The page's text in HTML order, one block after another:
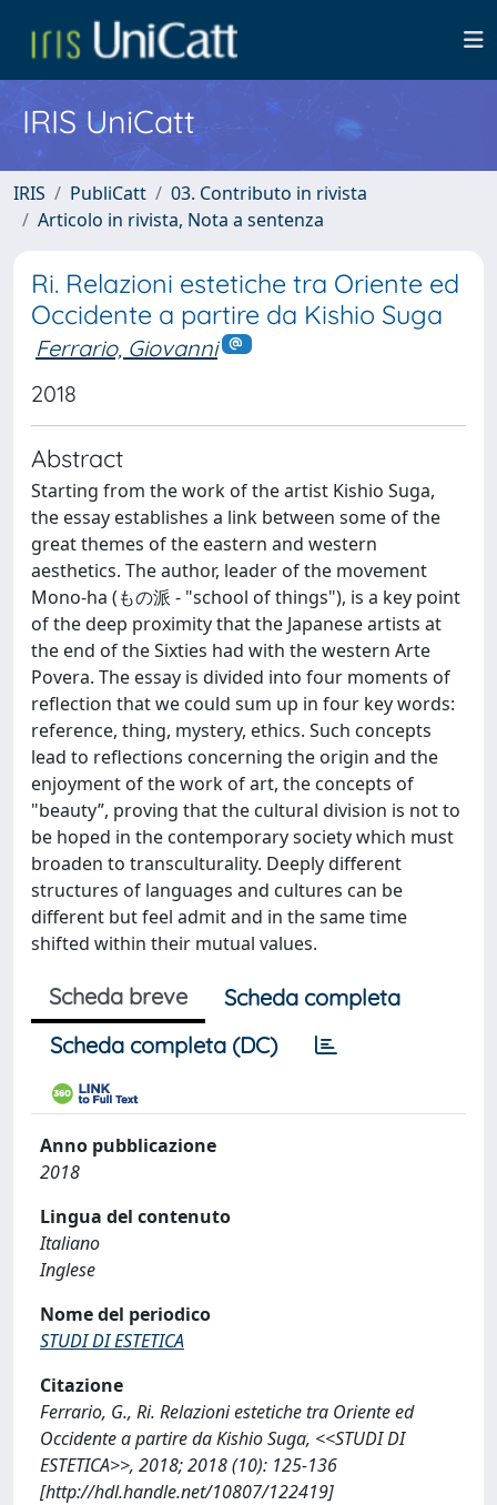
IRIS UniCatt
IRIS PubliCatt
03. Contributo in rivista
Articolo in rivista, Nota a sentenza
Ri. Relazioni estetiche tra Oriente ed
Occidente a partire da Kishio Suga
Ferrario, Giovanni
2018
Abstract
Starting from the work of the artist Kishio Suga,
the essay establishes a link between some of the
great themes of the eastern and western
aesthetics. The author, leader of the movement
Mono-ha (もの派 - "school of things"), is a key point
of the deep proximity that the Japanese artists at
the end of the Sixties had with the western Arte
Povera. The essay is divided into four moments of
reflection that we could sum up in four key words:
reference, thing, mystery, ethics. Such concepts
lead to reflections concerning the origin and the
enjoyment of the work of art, the concepts of
"beauty”, proving that the cultural division is not to
be hoped in the contemporary society which must
broaden to transculturality. Deeply different
structures of languages and cultures can be
different but feel admit and in the same time
shifted within their mutual values.
Scheda breve
Scheda completa
Scheda completa (DC)
Anno pubblicazione
2018
Lingua del contenuto
Italiano
Inglese
Nome del periodico
STUDI DI ESTETICA
Citazione
Ferrario, G., Ri. Relazioni estetiche tra Oriente ed
Occidente a partire da Kishio Suga, <<STUDI DI
ESTETICA>>, 2018; 2018 (10): 125-136
[http://hdl.handle.net/10807/122419]